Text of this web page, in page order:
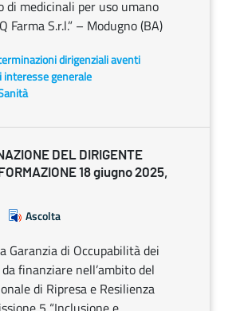
di medicinali per uso umano
Farma S.r.l.” – Modugno (BA)
dirigenziali aventi
interesse generale
DEL DIRIGENTE
18 giugno 2025,
Ascolta
Garanzia di Occupabilità dei
finanziare nell’ambito del
di Ripresa e Resilienza